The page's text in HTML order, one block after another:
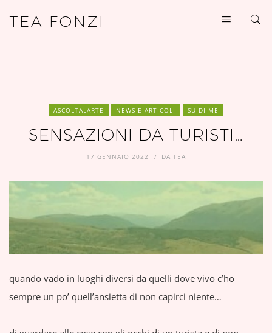
TEA FONZI
ASCOLTALARTE NEWS E ARTICOLI SU DI ME
SENSAZIONI DA TURISTI…
17 GENNAIO 2022 DA TEA
quando vado in luoghi diversi da quelli dove vivo c’ho
sempre un po’ quell’ansietta di non capirci niente…